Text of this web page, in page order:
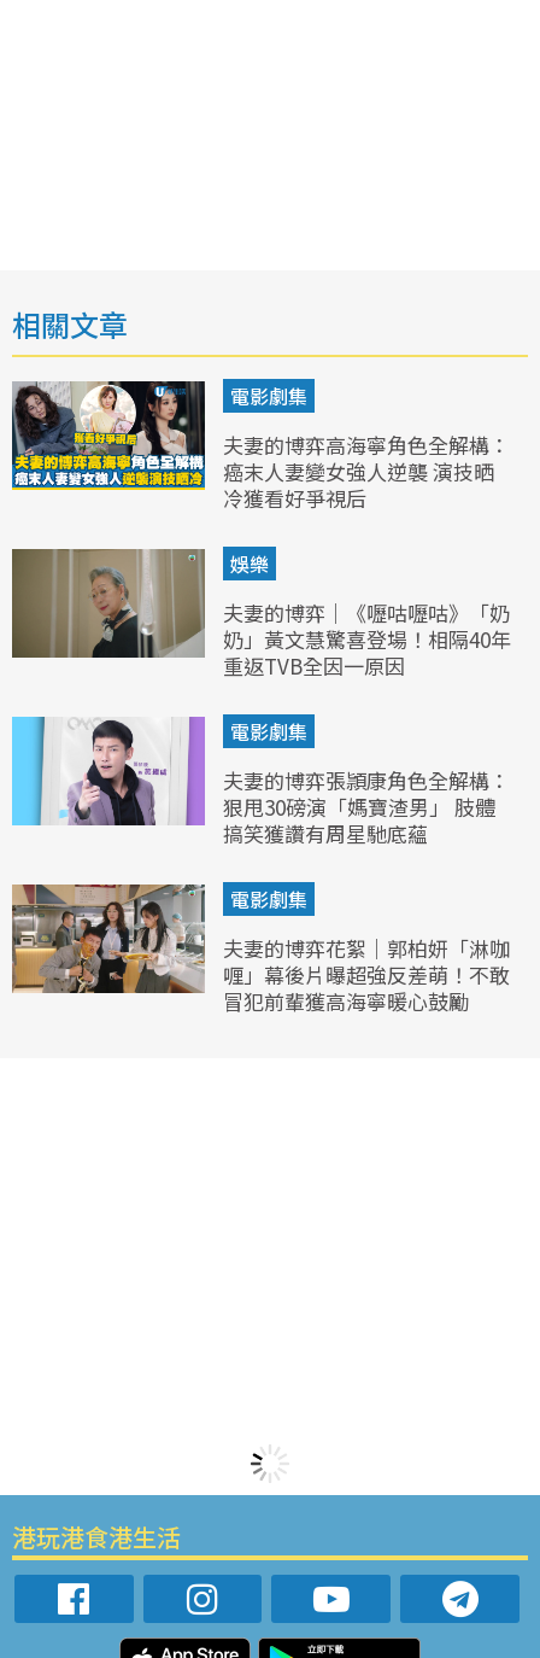
相關文章
電影劇集
夫妻的博弈高海寧角色全解構：
癌末人妻變女強人逆襲 演技晒
冷獲看好爭視后
娛樂
夫妻的博弈｜《嚦咕嚦咕》「奶
奶」黃文慧驚喜登場！相隔40年
重返TVB全因一原因
電影劇集
夫妻的博弈張頴康角色全解構：
狠甩30磅演「媽寶渣男」 肢體
搞笑獲讚有周星馳底蘊
電影劇集
夫妻的博弈花絮｜郭柏妍「淋咖
喱」幕後片曝超強反差萌！不敢
冒犯前輩獲高海寧暖心鼓勵
港玩港食港生活